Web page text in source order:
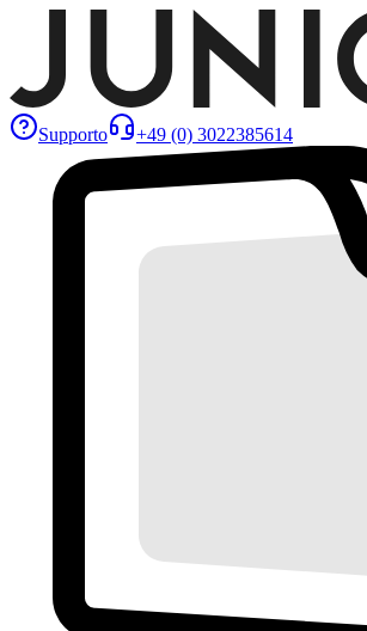
Supporto +49 (0) 3022385614